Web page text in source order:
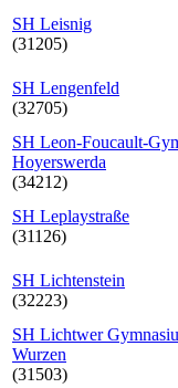
SH Leisnig
(31205)
SH Lengenfeld
(32705)
SH Leon-Foucault-
Hoyerswerda
(34212)
SH Leplaystraße
(31126)
SH Lichtenstein
(32223)
SH Lichtwer
Wurzen
(31503)